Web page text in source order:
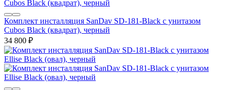
Комплект инсталляция SanDav SD-181-Black с унитазом
Cubos Black (квадрат), черный
34 800 ₽